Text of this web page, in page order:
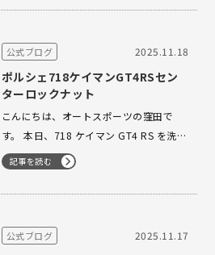
に出回らない、コレクター垂涎の個体で
んが、実車のボディカラーは淡いパープ
公式ブログ 2025.11.18
ポルシェ718ケイマンGT4RSセン
ターロックナット
こんにちは、オートスポーツの窪田で
す。 本日、718 ケイマン GT4 RS を洗車
していた際に、ふとホイールロックボル
トの締め付けトルクが気になり、通りす
がりのメカニック・M氏に確認してみま
m（約60kg） とのこと！ 一般的なポル
記事を読む
公式ブログ 2025.11.17